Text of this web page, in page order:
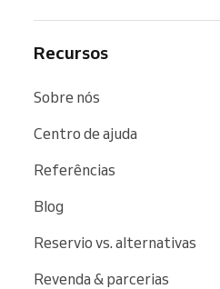
Recursos
Sobre nós
Centro de ajuda
Referências
Blog
Reservio vs. alternativas
Revenda & parcerias